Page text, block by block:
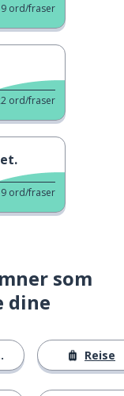
ord/fraser
ord/fraser
9 ord/fraser
som
dine
Reise